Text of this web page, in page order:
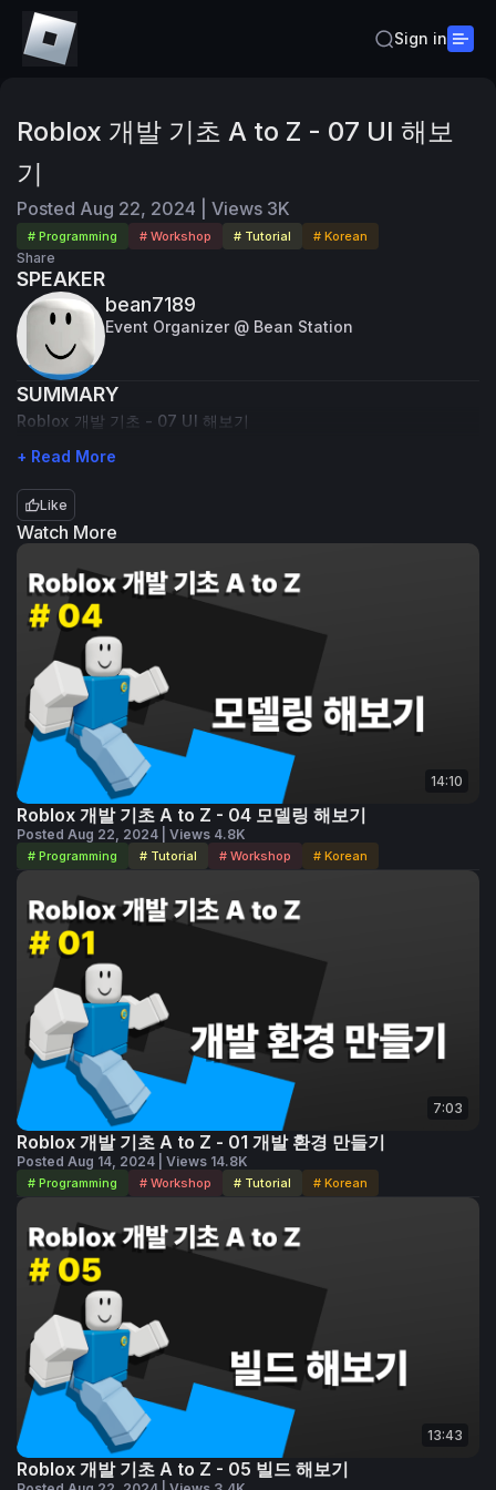
Sign in
Roblox 개발 기초 A to Z - 07 UI 해보
기
Posted Aug 22, 2024 Views 3K
# Programming # Workshop # Tutorial # Korean
Share
SPEAKER
bean7189
Event Organizer @ Bean Station
SUMMARY
Roblox 개발 기초 - 07 UI 해보기
+ Read More
Like
Watch More
14:10
Roblox 개발 기초 A to Z - 04 모델링 해보기
Posted Aug 22, 2024 | Views 4.8K
# Programming # Tutorial # Workshop # Korean
7:03
Roblox 개발 기초 A to Z - 01 개발 환경 만들기
Posted Aug 14, 2024 | Views 14.8K
# Programming # Workshop # Tutorial # Korean
13:43
Roblox 개발 기초 A to Z - 05 빌드 해보기